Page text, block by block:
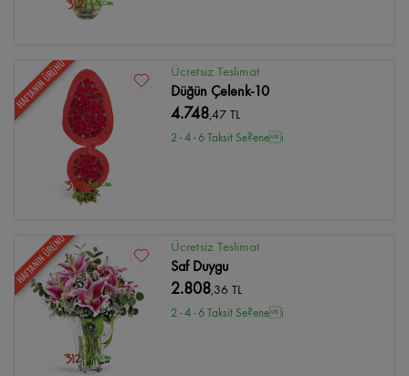
HAFTANIN ÜRÜNÜ Ücretsiz Teslimat
Düğün Çelenk-10
4.748,47 TL
2 - 4 - 6 Taksit Se?enei
HAFTANIN ÜRÜNÜ Ücretsiz Teslimat
Saf Duygu
2.808,36 TL
2 - 4 - 6 Taksit Se?enei